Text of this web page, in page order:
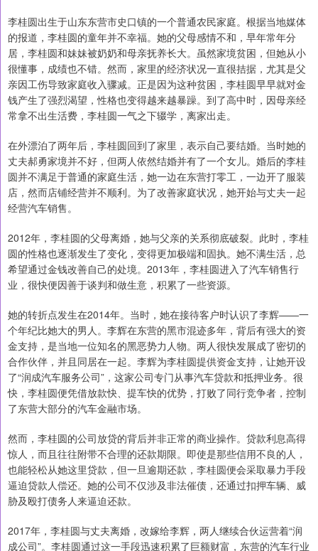
李桂圆出生于山东东营市史口镇的一个普通农民家庭。根据当地媒体
的报道，李桂圆的童年并不幸福。她的父母感情不和，早年常年分
居，李桂圆和妹妹被奶奶和母亲抚养长大。虽然家境贫困，但她从小
很懂事，成绩也不错。然而，家里的经济状况一直很拮据，尤其是父
亲因工伤导致家庭收入骤减。正是因为这种贫困，李桂圆早早就对金
钱产生了强烈渴望，性格也变得越来越暴躁。到了高中时，因母亲经
常拿不出生活费，李桂圆一气之下辍学，离家出走。
在外漂泊了两年后，李桂圆回到了家里，表示自己要结婚。当时她的
丈夫郝勇家境并不好，但两人依然结婚并有了一个女儿。婚后的李桂
圆并不满足于普通的家庭生活，她一边在东营打零工，一边开了服装
店，然而店铺经营并不顺利。为了改善家庭状况，她开始与丈夫一起
经营汽车销售。
2012年，李桂圆的父母离婚，她与父亲的关系彻底破裂。此时，李桂
圆的性格也逐渐发生了变化，变得更加极端和固执。她不满生活，总
希望通过金钱改善自己的处境。2013年，李桂圆进入了汽车销售行
业，很快便因善于谈判和做生意，积累了一些资源。
她的转折点发生在2014年。当时，她在接待客户时认识了李辉——一
个年纪比她大的男人。李辉在东营的黑市混迹多年，背后有强大的资
金支持，是当地一位知名的黑恶势力人物。两人很快发展成了密切的
合作伙伴，并且同居在一起。李辉为李桂圆提供资金支持，让她开设
了“润成汽车服务公司”，这家公司专门从事汽车贷款和抵押业务。很
快，李桂圆便凭借放款快、提车快的优势，打败了同行竞争者，控制
了东营大部分的汽车金融市场。
然而，李桂圆的公司放贷的背后并非正常的商业操作。贷款利息高得
惊人，而且往往附带不合理的还款期限。即使是那些信用不良的人，
也能轻松从她这里贷款，但一旦逾期还款，李桂圆便会采取暴力手段
逼迫贷款人偿还。她的公司不仅涉及非法催债，还通过扣押车辆、威
胁及殴打债务人来逼迫还款。
2017年，李桂圆与丈夫离婚，改嫁给李辉，两人继续合伙运营着“润
成公司”。李桂圆通过这一手段迅速积累了巨额财富，东营的汽车行业